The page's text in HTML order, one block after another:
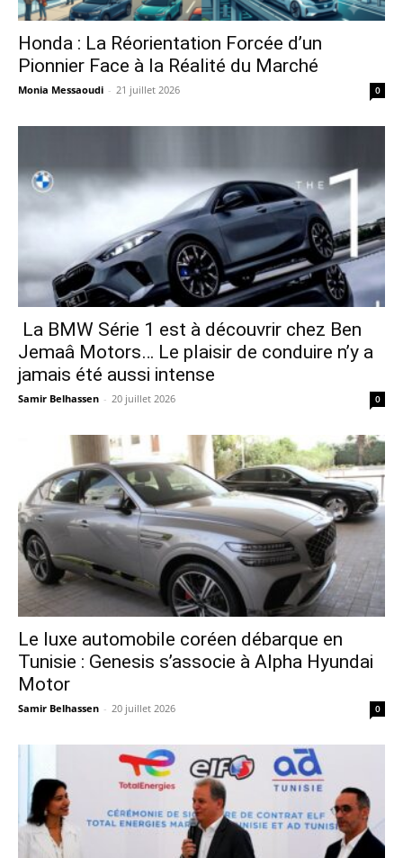
Honda : La Réorientation Forcée d’un
Pionnier Face à la Réalité du Marché
Monia Messaoudi - 21 juillet 2026 0
La BMW Série 1 est à découvrir chez Ben
Jemaâ Motors… Le plaisir de conduire n’y a
jamais été aussi intense
Samir Belhassen - 20 juillet 2026 0
Le luxe automobile coréen débarque en
Tunisie : Genesis s’associe à Alpha Hyundai
Motor
Samir Belhassen - 20 juillet 2026 0